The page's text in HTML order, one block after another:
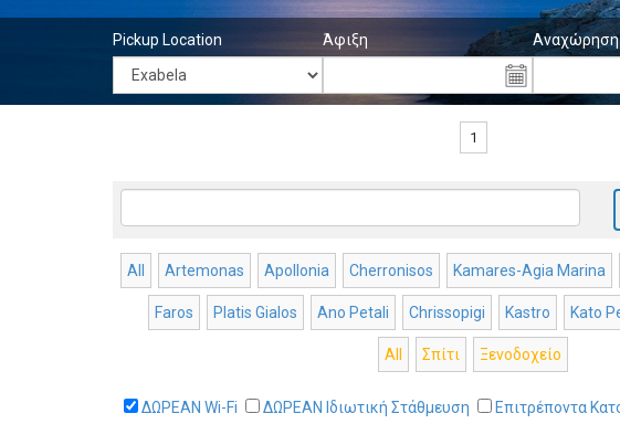
Pickup Location Άφιξη Αναχώρηση
1
All Artemonas Apollonia Cherronisos Kamares-Agia Marina
Faros Platis Gialos Ano Petali Chrissopigi Kastro Kato
All Σπίτι Ξενοδοχείο
ΔΩΡΕΑΝ Wi-Fi ΔΩΡΕΑΝ Ιδιωτική Στάθμευση Επιτρέποντα